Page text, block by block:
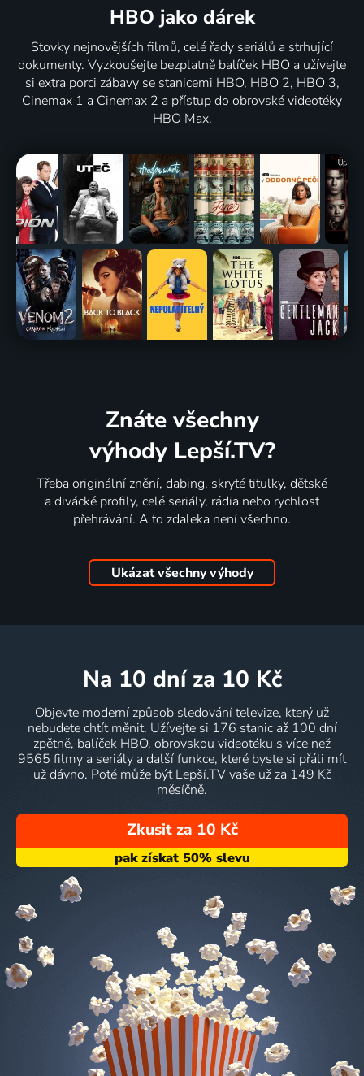
HBO jako dárek
Stovky nejnovějších filmů, celé řady seriálů a strhující
dokumenty. Vyzkoušejte bezplatně balíček HBO a užívejte
si extra porci zábavy se stanicemi HBO, HBO 2, HBO 3,
Cinemax 1 a Cinemax 2 a přístup do obrovské videotéky
HBO Max.
Znáte všechny
výhody Lepší.TV?
Třeba originální znění, dabing, skryté titulky, dětské
a divácké profily, celé seriály, rádia nebo rychlost
přehrávání. A to zdaleka není všechno.
Ukázat všechny výhody
na 10 dní za 10 Kč
Objevte moderní způsob sledování televize, který už
nebudete chtít měnit. Užívejte si 176 stanic až 100 dní
zpětně, balíček HBO, obrovskou videotéku s více než
9565 filmy a seriály a další funkce, které byste si přáli mít
už dávno. Poté může být Lepší.TV vaše už za 149 Kč
měsíčně.
Zkusit za 10 Kč